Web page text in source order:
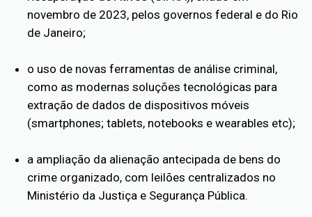
novembro de 2023, pelos governos federal e do Rio
de Janeiro;
o uso de novas ferramentas de análise criminal,
como as modernas soluções tecnológicas para
extração de dados de dispositivos móveis
(smartphones; tablets, notebooks e wearables etc);
a ampliação da alienação antecipada de bens do
crime organizado, com leilões centralizados no
Ministério da Justiça e Segurança Pública.